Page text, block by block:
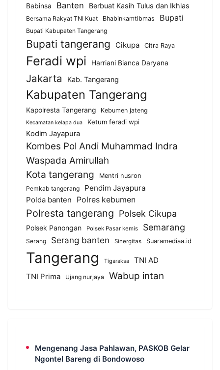
Babinsa Banten Berbuat Kasih Tulus dan Ikhlas
Bersama Rakyat TNI Kuat Bhabinkamtibmas Bupati
Bupati Kabupaten Tangerang
Bupati tangerang Cikupa Citra Raya
Feradi wpi Harriani Bianca Daryana
Jakarta Kab. Tangerang
Kabupaten Tangerang
Kapolresta Tangerang Kebumen jateng
Kecamatan kelapa dua Ketum feradi wpi
Kodim Jayapura
Kombes Pol Andi Muhammad Indra
Waspada Amirullah
Kota tangerang
Mentri nusron
Pemkab tangerang
Pendim Jayapura
Polda banten
Polres kebumen
Polresta tangerang Polsek Cikupa
Polsek Panongan Polsek Pasar kemis Semarang
Serang Serang banten Sinergitas Suaramediaa.id
Tangerang Tigaraksa
TNI AD
TNI Prima
Ujang nurjaya Wabup intan
Mengenang Jasa Pahlawan, PASKOB Gelar
Ngontel Bareng di Bondowoso